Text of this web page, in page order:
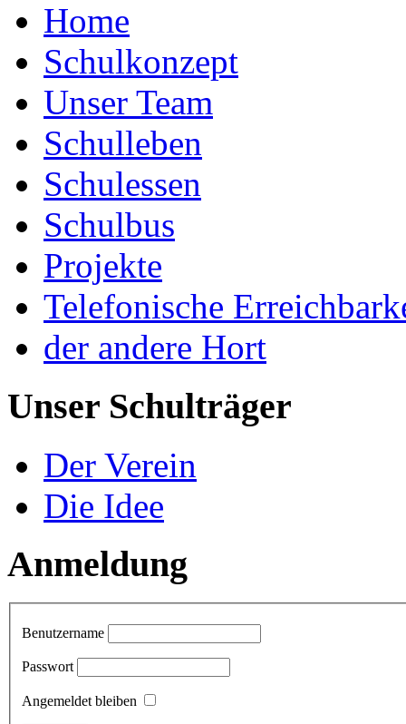
Home
Schulkonzept
Unser Team
Schulleben
Schulessen
Schulbus
Projekte
Telefonische
der andere Hort
Unser Schulträger
Der Verein
Die Idee
Anmeldung
Benutzername
Passwort
Angemeldet bleiben